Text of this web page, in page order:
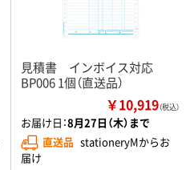
見積書 インボイス対応
BP006 1個（直送品）
￥10,919（税込）
お届け日：8月27日（木）まで
直送品 stationeryMからお
届け